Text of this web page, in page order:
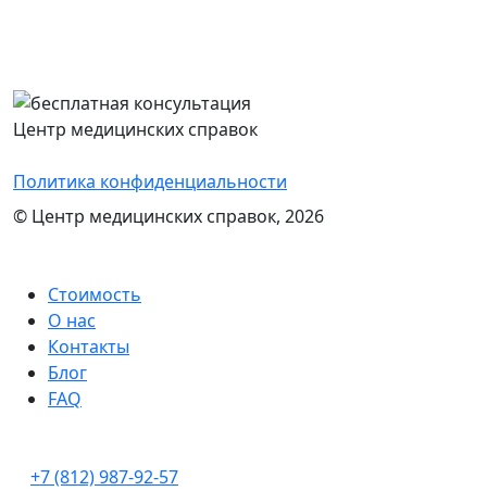
Центр медицинских справок
Политика конфиденциальности
© Центр медицинских справок, 2026
Стоимость
О нас
Контакты
Блог
FAQ
+7 (812) 987-92-57